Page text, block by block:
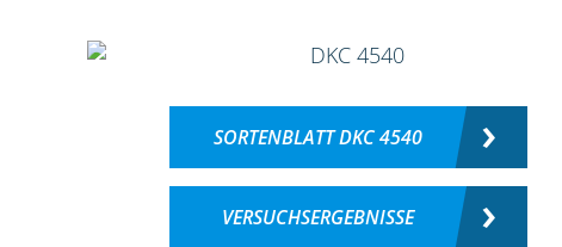
SORTENBLATT DKC 4540
VERSUCHSERGEBNISSE